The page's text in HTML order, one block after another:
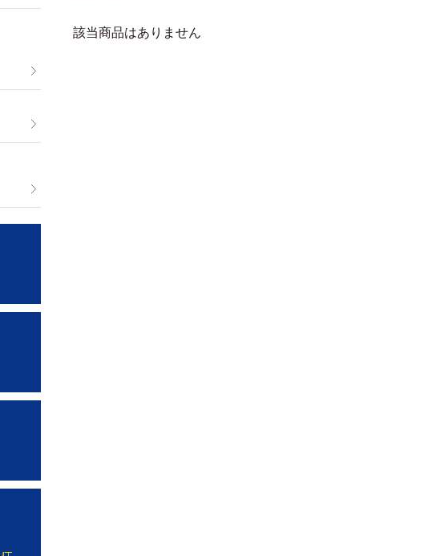
該当商品はありません